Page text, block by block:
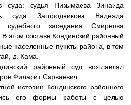
суда: судья Низымаева Зинаида
суда Загородникова Надежда
судебного заседания Смирнова
этом составе Кондинский районный
населенные пункты района, в том
д. Кама.
районный суд возглавлял
Филарит Сарваевич.
истории Кондинского районного
его формы работы с целью